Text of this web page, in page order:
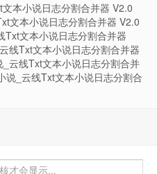
本小说日志分割合并器 V2.0
文本小说日志分割合并器 V2.0
Txt文本小说日志分割合并器
线Txt文本小说日志分割合并器
云线Txt文本小说日志分割合并
说_云线Txt文本小说日志分割合